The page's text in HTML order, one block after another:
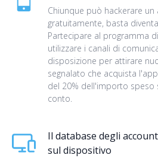
Chiunque può hackerare un
gratuitamente, basta
Partecipare al programma
utilizzare i canali di
disposizione per attirare
segnalato che acquista
del 20% dell'importo speso
conto.
Il database degli
sul dispositivo